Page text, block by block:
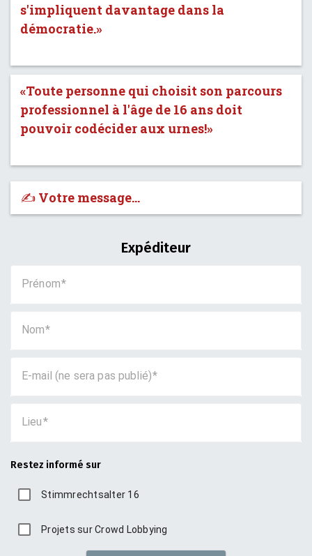
s'impliquent davantage dans la
démocratie.»
«Toute personne qui choisit son parcours
professionnel à l'âge de 16 ans doit
pouvoir codécider aux urnes!»
✍️ Votre message…
Expéditeur
Prénom
Nom
E-mail (ne sera pas publié)
Lieu
Restez informé sur
Stimmrechtsalter 16
Projets sur Crowd Lobbying